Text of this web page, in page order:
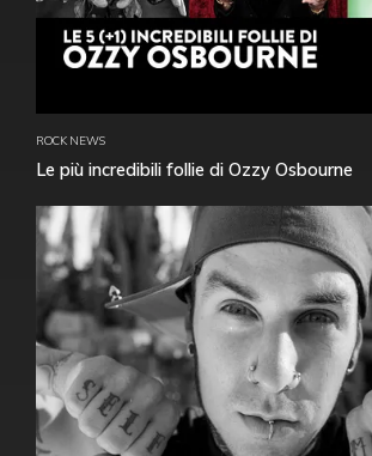
ROCK NEWS
Le più incredibili follie di Ozzy Osbourne